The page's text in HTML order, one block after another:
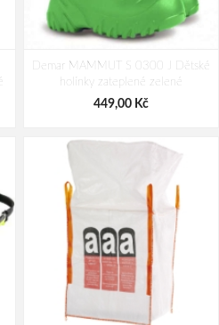
pánské, černo-tmavě šedé
311,00 Kč
Demar MAMMUT S 0300 J Dětské
holínky zateplené zelené
449,00 Kč